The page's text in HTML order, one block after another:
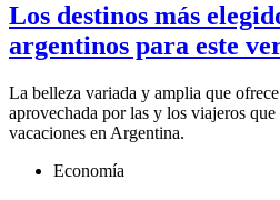
Los destinos más
argentinos para este
La belleza variada y amplia que
aprovechada por las y los viajeros que
vacaciones en Argentina.
Economía